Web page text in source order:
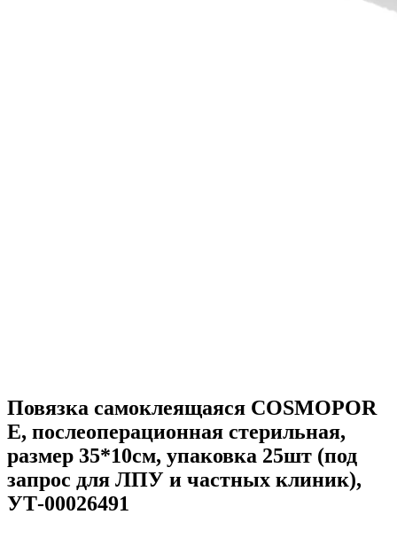
Повязка самоклеящаяся COSMOPOR
E, послеоперационная стерильная,
размер 35*10см, упаковка 25шт (под
запрос для ЛПУ и частных клиник),
УТ-00026491